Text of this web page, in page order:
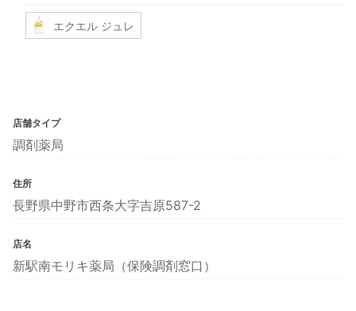
エクエル ジュレ
店舗タイプ
調剤薬局
住所
長野県中野市西条大字吉原587-2
店名
新駅南モリキ薬局（保険調剤窓口）